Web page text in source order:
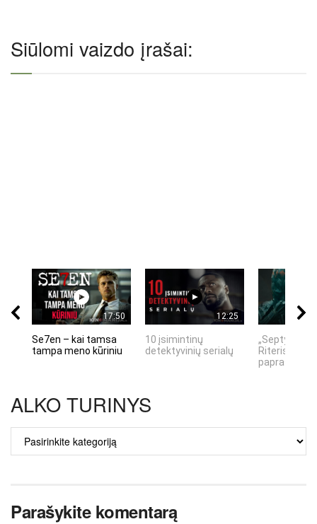
Siūlomi vaizdo įrašai:
17:50
Se7en – kai tamsa
tampa meno kūriniu
12:25
10 įsimintinų
detektyvinių serialų
„Septynių
Riteris" – kai
ALKO TURINYS
TURINYS
Parašykite komentarą